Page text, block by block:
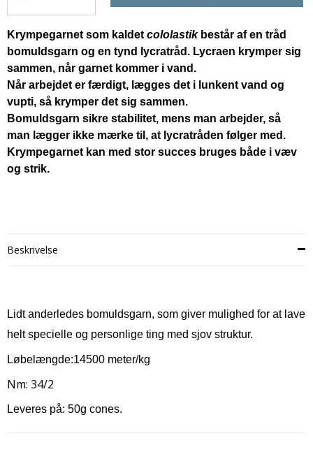
Krympegarnet som kaldet cololastikbestår af en tråd
bomuldsgarn og en tynd lycratråd. Lycraen krymper sig
sammen, når garnet kommer i vand.
Når arbejdet er færdigt, lægges det i lunkent vand og
vupti, så krymper det sig sammen.
Bomuldsgarn sikre stabilitet, mens man arbejder, så
man lægger ikke mærke til, at lycratråden følger med.
Krympegarnet kan med stor succes bruges både i væv
og strik.
Beskrivelse
Lidt anderledes bomuldsgarn, som giver mulighed for at lave
helt specielle og personlige ting med sjov struktur.
Løbelængde:14500 meter/kg
Nm: 34/2
Leveres på: 50g cones.